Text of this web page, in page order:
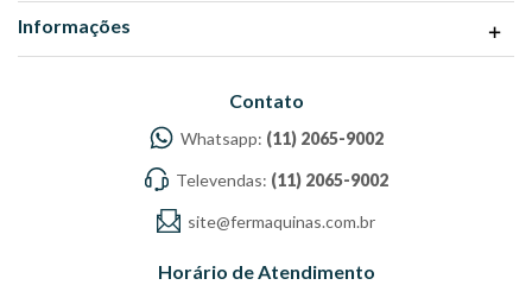
Aplicações :
Informações
Contato
Whatsapp: (11) 2065-9002
Televendas: (11) 2065-9002
site@fermaquinas.com.br
Horário de Atendimento